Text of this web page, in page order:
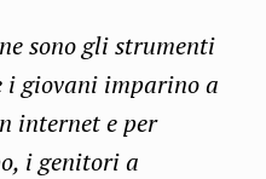
sono gli strumenti
i giovani imparino a
internet e per
i genitori a